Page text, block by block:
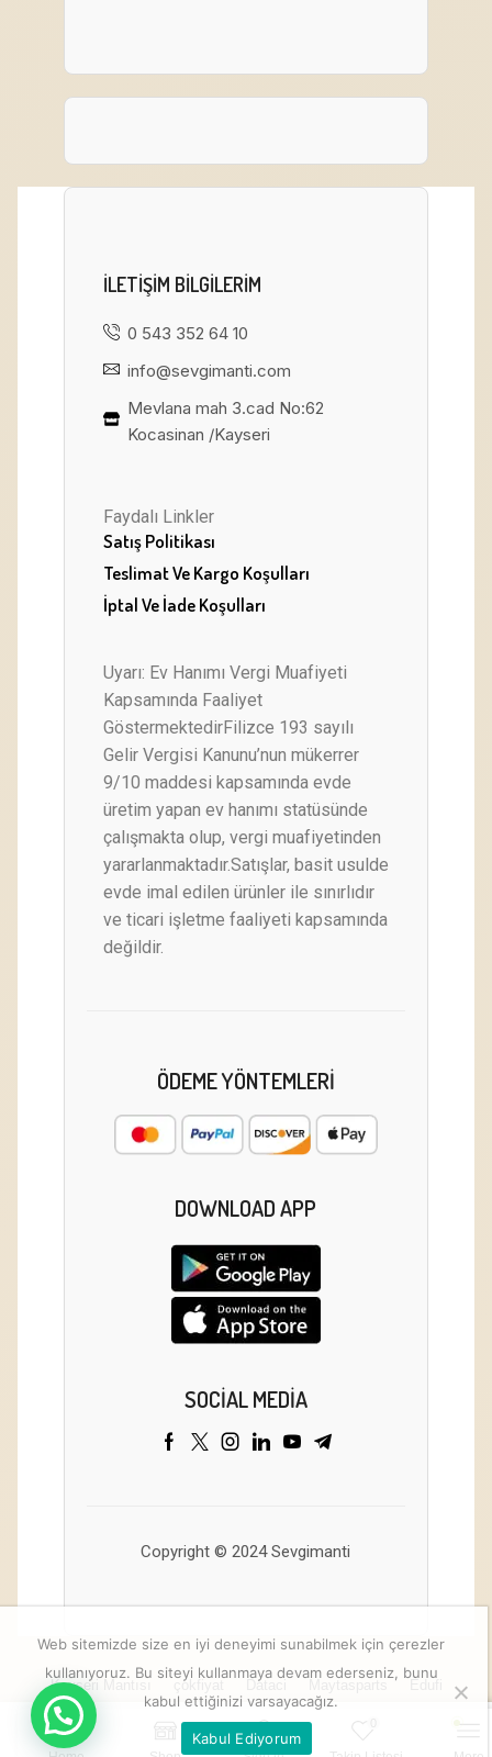
ILETIŞIM BILGILERIM
0 543 352 64 10
info@sevgimanti.com
Mevlana mah 3.cad No:62
Kocasinan /Kayseri
Faydalı Linkler
Satış Politikası
Teslimat Ve Kargo Koşulları
İptal Ve İade Koşulları
Uyarı: Ev Hanımı Vergi Muafiyeti
Kapsamında Faaliyet
GöstermektedirFilizce 193 sayılı
Gelir Vergisi Kanunu’nun mükerrer
9/10 maddesi kapsamında evde
üretim yapan ev hanımı statüsünde
çalışmakta olup, vergi muafiyetinden
yararlanmaktadır.Satışlar, basit usulde
evde imal edilen ürünler ile sınırlıdır
ve ticari işletme faaliyeti kapsamında
değildir.
ÖDEME YÖNTEMLERI
DOWNLOAD APP
SOCIAL MEDIA
Copyright © 2024 Sevgimanti
Sepete Ekle
Kayseri Mantısı çokfiyat Dataci
Web sitemizde size en iyi deneyimi sunabilmek için çerezler
kullanıyoruz. Bu siteyi kullanmaya devam ederseniz, bunu
kabul ettiğinizi varsayacağız.
Kabul Ediyorum